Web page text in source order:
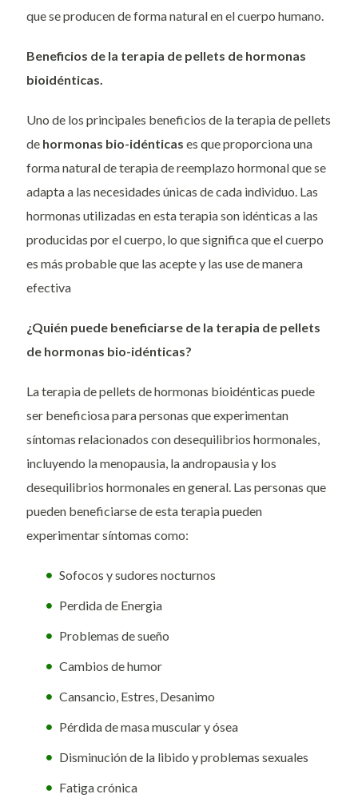
que se producen de forma natural en el cuerpo humano.
Beneficios de la terapia de pellets de hormonas
bioidénticas.
Uno de los principales beneficios de la terapia de pellets
de hormonas bio-idénticas es que proporciona una
forma natural de terapia de reemplazo hormonal que se
adapta a las necesidades únicas de cada individuo. Las
hormonas utilizadas en esta terapia son idénticas a las
producidas por el cuerpo, lo que significa que el cuerpo
es más probable que las acepte y las use de manera
efectiva
¿Quién puede beneficiarse de la terapia de pellets
de hormonas bio-idénticas?
La terapia de pellets de hormonas bioidénticas puede
ser beneficiosa para personas que experimentan
síntomas relacionados con desequilibrios hormonales,
incluyendo la menopausia, la andropausia y los
desequilibrios hormonales en general. Las personas que
pueden beneficiarse de esta terapia pueden
experimentar síntomas como:
Sofocos y sudores nocturnos
Perdida de Energia
Problemas de sueño
Cambios de humor
Cansancio, Estres, Desanimo
Pérdida de masa muscular y ósea
Disminución de la libido y problemas sexuales
Fatiga crónica